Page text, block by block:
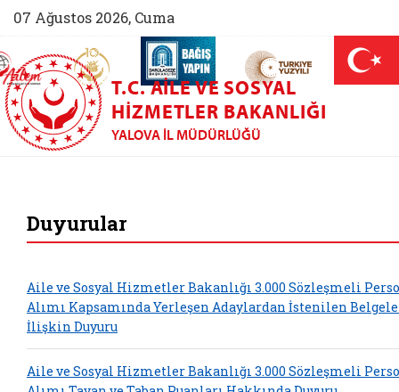
07 Ağustos 2026, Cuma
(yeni sekmede açılır)
AİLEM İletişim Merkezi (yeni sekmede açılır)
Aile ve Nüfus On Yılı (yeni sekmede açılır)
Darülaceze bağış sayfası (yeni
T.C. AILE VE SOSYAL
HIZMETLER BAKANLIĞI
YALOVA İL MÜDÜRLÜĞÜ
Duyurular
Aile ve Sosyal Hizmetler Bakanlığı 3.000 Sözleşmeli
Alımı Kapsamında Yerleşen Adaylardan İstenilen
İlişkin Duyuru
Aile ve Sosyal Hizmetler Bakanlığı 3.000 Sözleşmeli